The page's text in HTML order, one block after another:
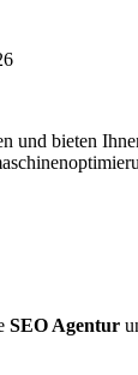
und bieten
SEO Agentur